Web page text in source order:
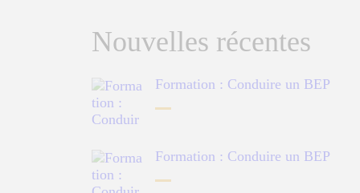
Nouvelles récentes
Formation : Conduire un BEP
Formation : Conduire un BEP